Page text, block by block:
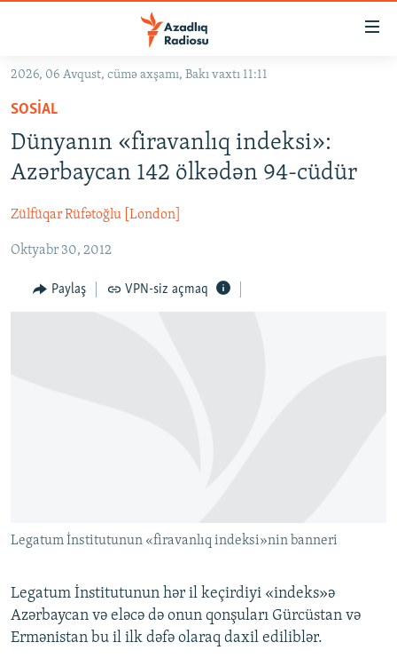
Əsas
qayıt
Əsas
naviqasiyaya
qayıt
Axtarışa
GÜNDƏM
KORRUPSIOMETR
FƏRQƏ BAX
QANUNI DOĞRU
ARAŞDIRMA
BIZIMLƏ ƏLAQƏ
2026, 06 Avqust, cümə axşamı, Bakı vaxtı 11:11
SOSIAL
Dünyanın «firavanlıq indeksi»:
Azərbaycan 142 ölkədən 94-cüdür
Zülfüqar Rüfətoğlu [London]
Oktyabr 30, 2012
Paylaş VPN-siz açmaq
Legatum İnstitutunun «firavanlıq indeksi»nin banneri
Legatum İnstitutunun hər il keçirdiyi «indeks»ə
Azərbaycan və eləcə də onun qonşuları Gürcüstan və
Ermənistan bu il ilk dəfə olaraq daxil ediliblər.